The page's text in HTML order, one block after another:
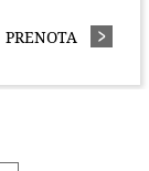
15%
PRENOTA -